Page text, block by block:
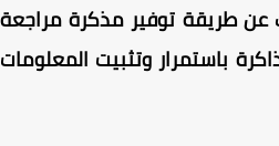
توفير مذكرة مراجعة
باستمرار وتثبيت المعلومات